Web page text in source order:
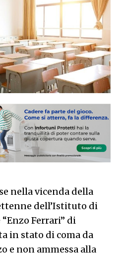
nella vicenda della
dell’Istituto di
Ferrari” di
in stato di coma da
e non ammessa alla